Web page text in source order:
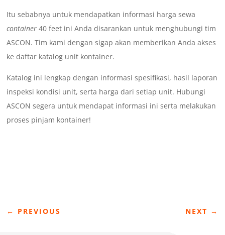
Itu sebabnya untuk mendapatkan informasi harga sewa
container 40 feet ini Anda disarankan untuk menghubungi tim
ASCON. Tim kami dengan sigap akan memberikan Anda akses
ke daftar katalog unit kontainer.
Katalog ini lengkap dengan informasi spesifikasi, hasil laporan
inspeksi kondisi unit, serta harga dari setiap unit. Hubungi
ASCON segera untuk mendapat informasi ini serta melakukan
proses pinjam kontainer!
← PREVIOUS NEXT →